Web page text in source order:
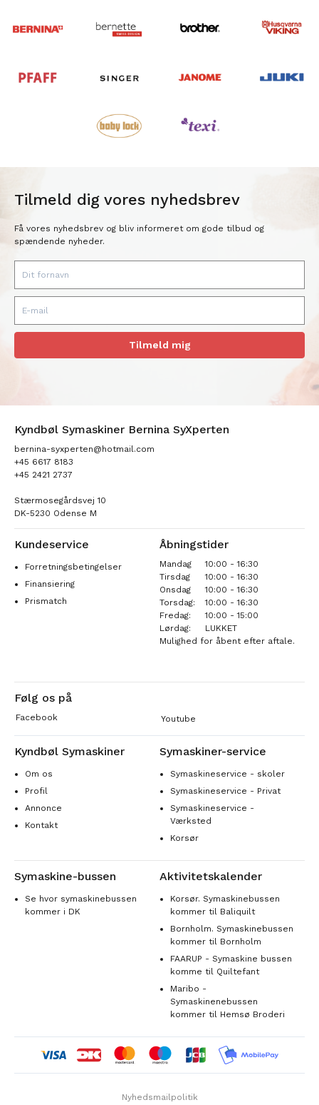
Tilmeld dig vores nyhedsbrev
Få vores nyhedsbrev og bliv informeret om gode tilbud og
spændende nyheder.
Tilmeld mig
Kyndbøl Symaskiner Bernina SyXperten
bernina-syxperten@hotmail.com
+45 6617 8183
+45 2421 2737
Stærmosegårdsvej 10
DK-5230 Odense M
Kundeservice
Forretningsbetingelser
Finansiering
Prismatch
Åbningstider
Mandag
10:00 - 16:30
Tirsdag
10:00 - 16:30
Onsdag
10:00 - 16:30
Torsdag:
10:00 - 16:30
Fredag:
10:00 - 15:00
Lørdag:
LUKKET
Mulighed for åbent efter aftale.
Følg os på
Facebook Youtube
Kyndbøl Symaskiner
Om os
Profil
Annonce
Kontakt
Symaskiner-service
Symaskineservice - skoler
Symaskineservice - Privat
Symaskineservice -
Værksted
Korsør
Symaskine-bussen
Se hvor symaskinebussen
kommer i DK
Aktivitetskalender
Korsør. Symaskinebussen
kommer til Baliquilt
Bornholm. Symaskinebussen
kommer til Bornholm
FAARUP - Symaskine bussen
komme til Quiltefant
Maribo -
Symaskinenebussen
kommer til Hemsø Broderi
Nyhedsmailpolitik